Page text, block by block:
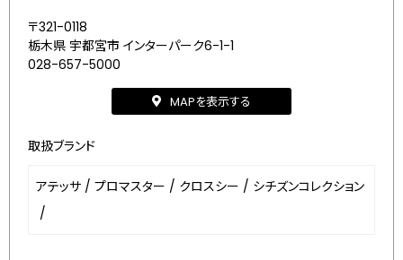
〒321-0118
栃木県 宇都宮市 インターパーク6-1-1
028-657-5000
MAPを表示する
取扱ブランド
アテッサ / プロマスター / クロスシー / シチズンコレクション
/